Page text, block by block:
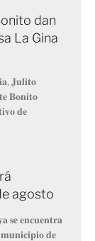
dan
La Gina
𝐉𝐮𝐥𝐢𝐭𝐨
𝐁𝐨𝐧𝐢𝐭𝐨
𝐝𝐞
agosto
𝐬𝐞 𝐞𝐧𝐜𝐮𝐞𝐧𝐭𝐫𝐚
𝐝𝐞